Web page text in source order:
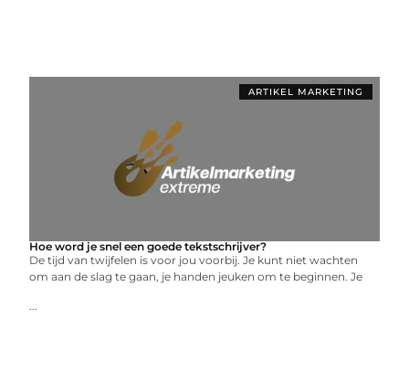
ARTIKEL MARKETING
Hoe word je snel een goede tekstschrijver?
De tijd van twijfelen is voor jou voorbij. Je kunt niet wachten
om aan de slag te gaan, je handen jeuken om te beginnen. Je
...